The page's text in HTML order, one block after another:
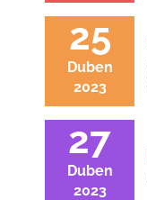
25
Duben
2023
27
Duben
2023